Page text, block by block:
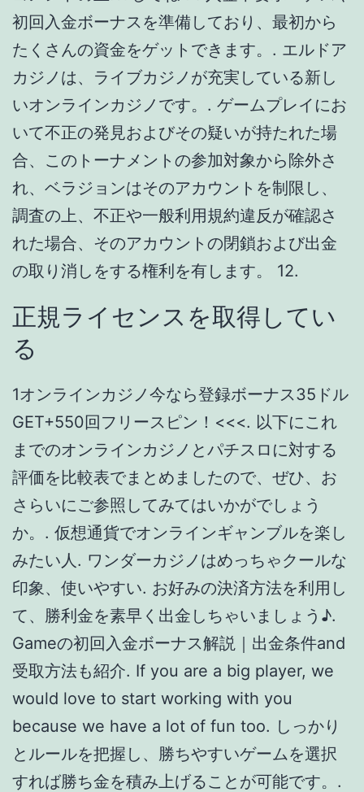
れた場合、そのアカウントの閉鎖および出金
の取り消しをする権利を有します。 12.
正規ライセンスを取得してい
る
1オンラインカジノ今なら登録ボーナス35ドル
GET+550回フリースピン！<<<. 以下にこれ
までのオンラインカジノとパチスロに対する
評価を比較表でまとめましたので、ぜひ、お
さらいにご参照してみてはいかがでしょう
か。. 仮想通貨でオンラインギャンブルを楽し
みたい人. ワンダーカジノはめっちゃクールな
印象、使いやすい. お好みの決済方法を利用し
て、勝利金を素早く出金しちゃいましょう♪.
Gameの初回入金ボーナス解説｜出金条件and
受取方法も紹介. If you are a big player, we
would love to start working with you
because we have a lot of fun too. しっかり
とルールを把握し、勝ちやすいゲームを選択
すれば勝ち金を積み上げることが可能です。.
そのため、サービスを利用している方の口コ
ミや評判が集まってきたら更新していきま
す。. オンラインカジノ（ネットカジノ）とは
スマホやPCからネット上でカジノゲームを楽
しむことができるサイトで、ゲーム感覚で気
軽にプレイできることから日本人ユーザーが
爆発的に増えている今大注目のコンテンツで
す。 オンラインカジノができるサイトも増え